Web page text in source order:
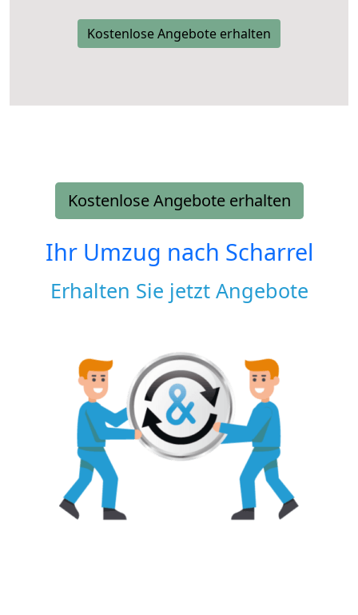
Kostenlose Angebote erhalten
Kostenlose Angebote erhalten
Ihr Umzug nach Scharrel
Erhalten Sie jetzt Angebote